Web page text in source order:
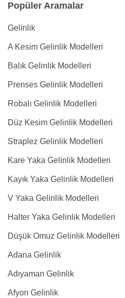
Popüler Aramalar
Gelinlik
A Kesim Gelinlik Modelleri
Balık Gelinlik Modelleri
Prenses Gelinlik Modelleri
Robalı Gelinlik Modelleri
Düz Kesim Gelinlik Modelleri
Straplez Gelinlik Modelleri
Kare Yaka Gelinlik Modelleri
Kayık Yaka Gelinlik Modelleri
V Yaka Gelinlik Modelleri
Halter Yaka Gelinlik Modelleri
Düşük Omuz Gelinlik Modelleri
Adana Gelinlik
Adıyaman Gelinlik
Afyon Gelinlik